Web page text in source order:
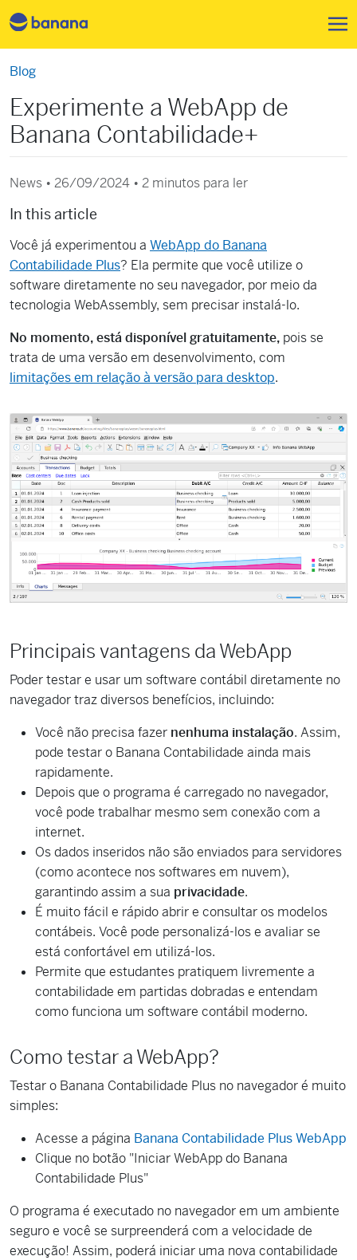
Blog
Experimente a WebApp de
Banana Contabilidade+
News • 26/09/2024 • 2 minutos para ler
In this article
Você já experimentou a WebApp do Banana
Contabilidade Plus? Ela permite que você utilize o
software diretamente no seu navegador, por meio da
tecnologia WebAssembly, sem precisar instalá-lo.
No momento, está disponível gratuitamente, pois se
trata de uma versão em desenvolvimento, com
limitações em relação à versão para desktop.
Principais vantagens da WebApp
Poder testar e usar um software contábil diretamente no
navegador traz diversos benefícios, incluindo:
Você não precisa fazer nenhuma instalação. Assim,
pode testar o Banana Contabilidade ainda mais
rapidamente.
Depois que o programa é carregado no navegador,
você pode trabalhar mesmo sem conexão com a
internet.
Os dados inseridos não são enviados para servidores
(como acontece nos softwares em nuvem),
garantindo assim a sua privacidade.
É muito fácil e rápido abrir e consultar os modelos
contábeis. Você pode personalizá-los e avaliar se
está confortável em utilizá-los.
Permite que estudantes pratiquem livremente a
contabilidade em partidas dobradas e entendam
como funciona um software contábil moderno.
Como testar a WebApp?
Testar o Banana Contabilidade Plus no navegador é muito
simples:
Acesse a página Banana Contabilidade Plus WebApp
Clique no botão "Iniciar WebApp do Banana
Contabilidade Plus"
O programa é executado no navegador em um ambiente
seguro e você se surpreenderá com a velocidade de
execução! Assim, poderá iniciar uma nova contabilidade